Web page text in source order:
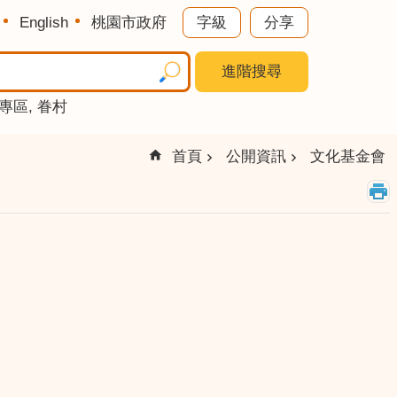
English 桃園市政府 字級 分享
進階搜尋
區 眷村
首頁 公開資訊 文化基金會